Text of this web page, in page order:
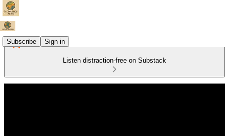
Subscribe Sign in
Listen distraction-free on Substack